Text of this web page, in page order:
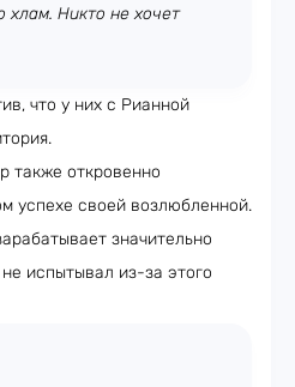
хлам. Никто не хочет
что у них с Рианной
также откровенно
успехе своей возлюбленной.
значительно
испытывал из-за этого